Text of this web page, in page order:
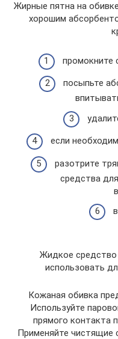
Жирные пятна на
хорошим
промокните
посыпьте
если
разотрите
средства
Жидкое
использовать
Кожаная обивка
Используйте
прямого контакта
Применяйте чистящие